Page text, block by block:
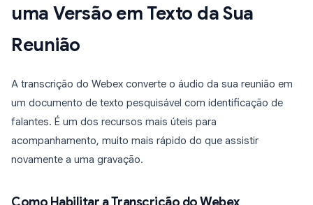
uma Versão em Texto da Sua
Reunião
A transcrição do Webex converte o áudio da sua reunião em
um documento de texto pesquisável com identificação de
falantes. É um dos recursos mais úteis para
acompanhamento, muito mais rápido do que assistir
novamente a uma gravação.